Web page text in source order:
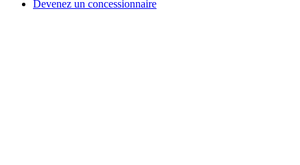
Devenez un concessionnaire